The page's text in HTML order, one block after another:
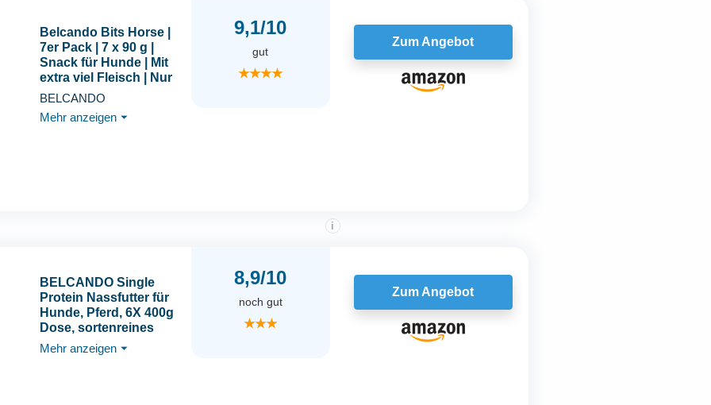
Belcando Bits Horse |
7er Pack | 7 x 90 g |
Snack für Hunde | Mit
extra viel Fleisch | Nur
eine tierische
Getreide | Ohne
BELCANDO
Mehr anzeigen ⏷
9,1/10
gut
★★★★
Zum Angebot
BELCANDO Single
Protein Nassfutter für
Hunde, Pferd, 6X 400g
Dose, sortenreines
Hundefutter nass, für
alle Rassen, Made in
Mehr anzeigen ⏷
8,9/10
i
noch gut
★★★
Zum Angebot